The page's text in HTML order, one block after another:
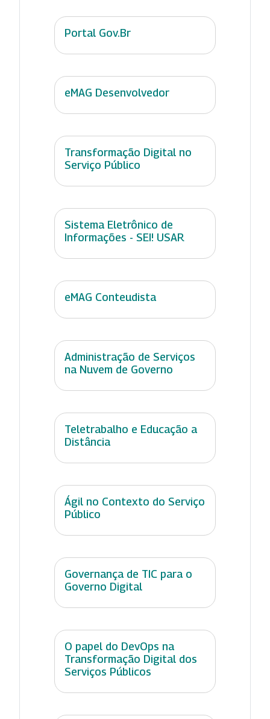
Portal Gov.Br
eMAG Desenvolvedor
Transformação Digital no
Serviço Público
Sistema Eletrônico de
Informações - SEI! USAR
eMAG Conteudista
Administração de Serviços
na Nuvem de Governo
Teletrabalho e Educação a
Distância
Ágil no Contexto do Serviço
Público
Governança de TIC para o
Governo Digital
O papel do DevOps na
Transformação Digital dos
Serviços Públicos